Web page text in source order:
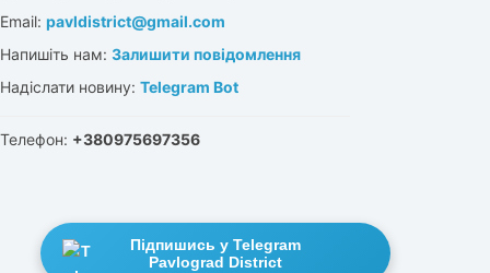
Email: pavldistrict@gmail.com
Напишіть нам: Залишити повідомлення
Надіслати новину: Telegram Bot
Телефон: +380975697356
Підпишись у Telegram
Pavlograd District